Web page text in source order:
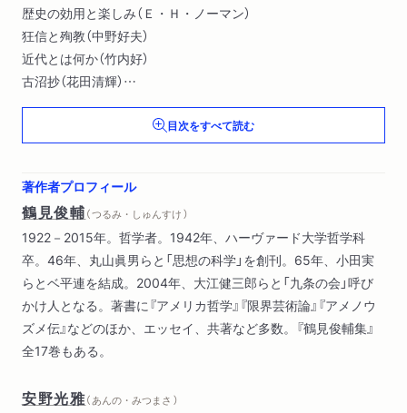
歴史の効用と楽しみ（Ｅ・Ｈ・ノーマン）
狂信と殉教（中野好夫）
近代とは何か（竹内好）
古沼抄（花田清輝）
研究者と実践者（桑原武夫）
無思想人宣言（大宅壮一）
ジャーナリズム雑感（寺田寅彦）
密集の事実（オルテガ・イ・ガセー）
最も必要なものだけの国家（田中美知太郎）
ピタゴラス（Ｂ・ラッセル）
『パンセ』の一句を主題とする変奏曲（ヴァレリー）
哲学革命（ハイネ）
形而上学入門（ベルグソン）
哲学の正しい方法（ヴィトゲンシュタイン）
ダランベールの夢（ディドロ）
目次をすべて読む
著作者プロフィール
鶴見俊輔（ つるみ・しゅんすけ ）
1922－2015年。哲学者。1942年、ハーヴァード大学哲学科
卒。46年、丸山眞男らと「思想の科学」を創刊。65年、小田実
らとベ平連を結成。2004年、大江健三郎らと「九条の会」呼び
かけ人となる。著書に『アメリカ哲学』『限界芸術論』『アメノウ
ズメ伝』などのほか、エッセイ、共著など多数。『鶴見俊輔集』
全17巻もある。
安野光雅（ あんの・みつまさ ）